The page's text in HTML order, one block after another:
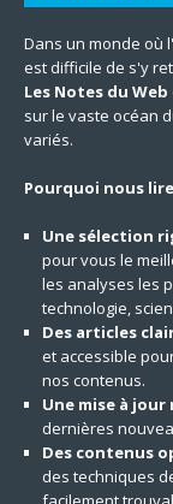
Dans un monde où
est difficile de s'y
Les Notes du Web
sur le vaste océan
variés.
Pourquoi nous
Une sélection
pour vous le
les analyses les
technologie,
Des articles
et accessible
nos contenus.
Une mise à
dernières
Des contenus
des techniques